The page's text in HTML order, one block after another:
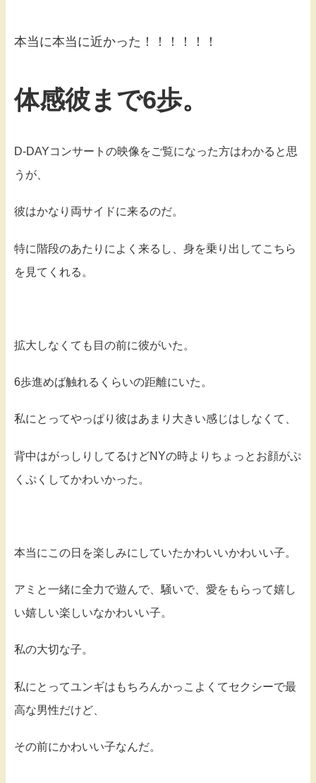
本当に本当に近かった！！！！！！
体感彼まで6歩。
D-DAYコンサートの映像をご覧になった方はわかると思
うが、
彼はかなり両サイドに来るのだ。
特に階段のあたりによく来るし、身を乗り出してこちら
を見てくれる。
拡大しなくても目の前に彼がいた。
6歩進めば触れるくらいの距離にいた。
私にとってやっぱり彼はあまり大きい感じはしなくて、
背中はがっしりしてるけどNYの時よりちょっとお顔がぷ
くぷくしてかわいかった。
本当にこの日を楽しみにしていたかわいいかわいい子。
アミと一緒に全力で遊んで、騒いで、愛をもらって嬉し
い嬉しい楽しいなかわいい子。
私の大切な子。
私にとってユンギはもちろんかっこよくてセクシーで最
高な男性だけど、
その前にかわいい子なんだ。